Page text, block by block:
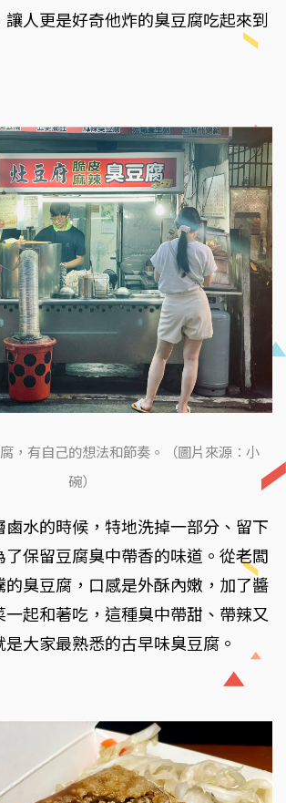
人更是好奇他炸的臭豆腐吃起來到
，有自己的想法和節奏。（圖片來源：小
碗）
鹵水的時候，特地洗掉一部分、留下
了保留豆腐臭中帶香的味道。從老闆
的臭豆腐，口感是外酥內嫩，加了醬
一起和著吃，這種臭中帶甜、帶辣又
大家最熟悉的古早味臭豆腐。